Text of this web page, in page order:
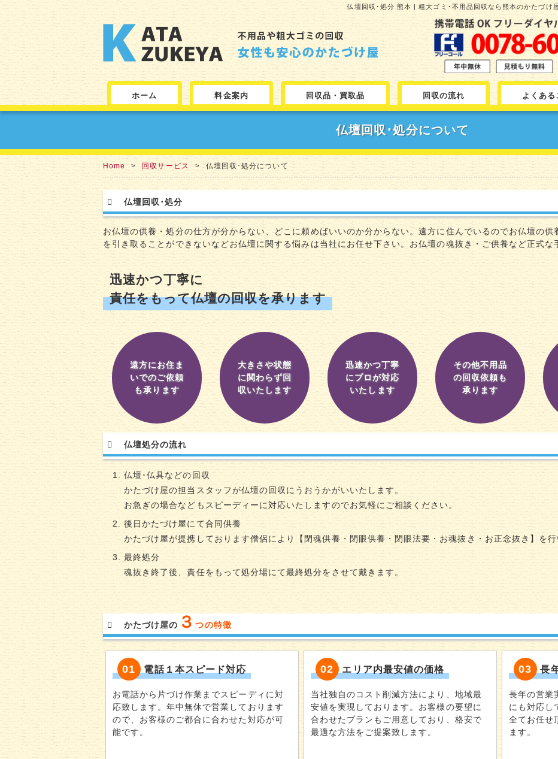
仏壇回収･処分 熊本 | 粗大ゴミ･不用品回収なら熊本のかたづけ
ホーム 料金案内 回収品・買取品 回収の流れ よくある
Home 回収サービス 仏壇回収･処分について
仏壇回収･処分について
仏壇回収･処分
お仏壇の供養・処分の仕方が分からない、どこに頼めばいいのか分からない。遠方に住んでいるのでお仏壇の供
を引き取ることができないなどお仏壇に関する悩みは当社にお任せ下さい。お仏壇の魂抜き・ご供養など正式な
迅速かつ丁寧に
責任をもって仏壇の回収を承ります
遠方にお住ま
いでのご依頼
も承ります
大きさや状態
に関わらず回
収いたします
迅速かつ丁寧
にプロが対応
いたします
その他不用品
の回収依頼も
承ります
仏壇処分の流れ
仏壇･仏具などの回収
かたづけ屋の担当スタッフが仏壇の回収にうおうかがいいたします。
お急ぎの場合などもスピーディーに対応いたしますのでお気軽にご相談ください。
後日かたづけ屋にて合同供養
かたづけ屋が提携しております僧侶により【閉魂供養・閉眼供養・閉眼法要・お魂抜き・お正念抜き】を行
最終処分
魂抜き終了後、責任をもって処分場にて最終処分をさせて戴きます。
かたづけ屋の ３つの特徴
01 電話１本スピード対応
お電話から片づけ作業までスピーディに対
応致します。年中無休で営業しております
ので、お客様のご都合に合わせた対応が可
能です。
02 エリア内最安値の価格
当社独自のコスト削減方法により、地域最
安値を実現しております。お客様の要望に
合わせたプランもご用意しており、格安で
最適な方法をご提案致します。
03 長
長年の営業
にも対応し
全てお任せ
ます。